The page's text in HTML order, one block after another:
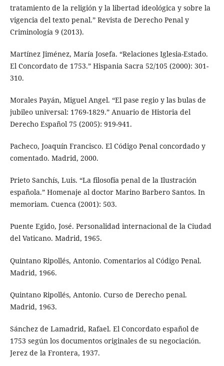
tratamiento de la religión y la libertad ideológica y sobre la
vigencia del texto penal.” Revista de Derecho Penal y
Criminología 9 (2013).
Martínez Jiménez, María Josefa. “Relaciones Iglesia-Estado.
El Concordato de 1753.” Hispania Sacra 52/105 (2000): 301-
310.
Morales Payán, Miguel Angel. “El pase regio y las bulas de
jubileo universal: 1769-1829.” Anuario de Historia del
Derecho Español 75 (2005): 919-941.
Pacheco, Joaquín Francisco. El Código Penal concordado y
comentado. Madrid, 2000.
Prieto Sanchís, Luis. “La filosofía penal de la Ilustración
española.” Homenaje al doctor Marino Barbero Santos. In
memoriam. Cuenca (2001): 503.
Puente Egido, José. Personalidad internacional de la Ciudad
del Vaticano. Madrid, 1965.
Quintano Ripollés, Antonio. Comentarios al Código Penal.
Madrid, 1966.
Quintano Ripollés, Antonio. Curso de Derecho penal.
Madrid, 1963.
Sánchez de Lamadrid, Rafael. El Concordato español de
1753 según los documentos originales de su negociación.
Jerez de la Frontera, 1937.